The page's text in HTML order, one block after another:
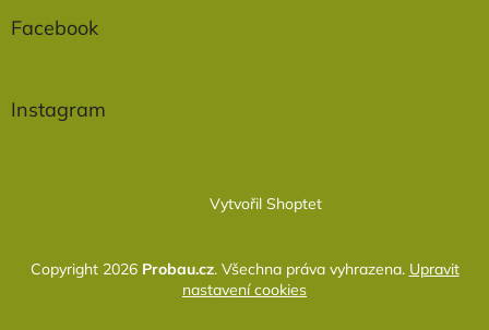
Facebook
Instagram
Vytvořil Shoptet
Copyright 2026 Probau.cz. Všechna práva vyhrazena. Upravit
nastavení cookies